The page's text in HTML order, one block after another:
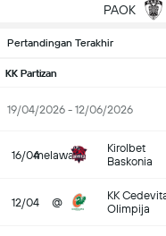
PAOK
Pertandingan Terakhir
KK Partizan
19/04/2026 - 12/06/2026
16/04melawan
Kirolbet
Baskonia
12/04 @
KK
Olimpija